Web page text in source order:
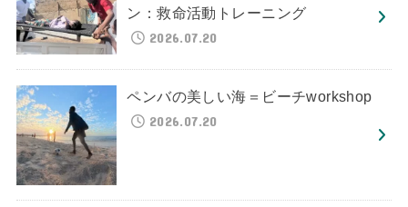
ン：救命活動トレーニング
2026.07.20
ペンバの美しい海＝ビーチworkshop
2026.07.20